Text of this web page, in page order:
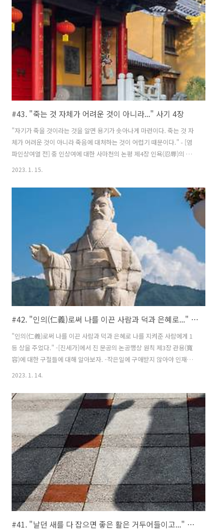
#43. "죽는 것 자체가 어려운 것이 아니라..." 사기 4장
"자기가 죽을 것이라는 것을 알면 용기가 솟아나게 마련이다. 죽는 것 자
체가 어려운 것이 아니라 죽음에 대처하는 것이 어렵기 때문이다." - [염
파인상여열 전] 중 인상여에 대한 사마천의 논평 제4장 인욕(忍辱)의 구
절들을 모아 보았다. -순간의 치욕을 참아 후세에 아름다운 얘기를 남기
돼야 한다. 반드시 머리를 냉정하게 유지할 필요가 있다. 무슨 일이든 감
정이 격해지면 그르치기 쉽다. 감정의 노예가 되지 않으려면 그 감정을
다스릴 수 있는 자제력을 길러야 한다. ※ '인내'라는 것은 다른 의미에서
보면 근신이라고 할 수 있다. '화'는 대부분 냉정하지 않은 심리 상태에서
나타나기 때문이다. 만약 심리가 냉정한 상태에 이르게 되면 다시..
2023. 1. 15.
#42. "인의(仁義)로써 나를 이끈 사람과 덕과 은혜로..." 사기 제3장
"인의(仁義)로써 나를 이끈 사람과 덕과 은혜로 나를 지켜준 사람에게 1
등 상을 주었다." -[진세가]에서 진 문공의 논공행상 원칙 제3장 관용(寬
容)에 대한 구절들에 대해 알아보자. -작은일에 구애받지 않아야 인재를
제대로 볼 수 있다._한(漢) 문제(文帝) 사람은 모두 허영의 동물이다. 다
예로 대하는 사람은 드물다. 이처럼 대부분의 사람들은 생각이 좁은 탓에
진정한 인재를 부정하는 실수를 저지르게 된다. 나아가 그 인재를 잃고
만다. 만약 당신이 인재를 부정한다면 과연 누가 당신이 어려울 때 나서
겠는가? 더 나아가 목숨까지 바치겠는가? 진지하게 생각해 볼 문제다. ※
군대는 명령에 죽고 사는 조직이다. 이 명령이 분명해야 적과 전..
2023. 1. 14.
#41. "날던 새를 다 잡으면 좋은 활은 거두어들이고..." 사기 2장